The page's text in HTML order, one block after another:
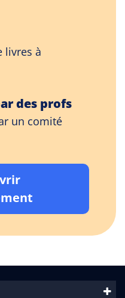
livres à
des profs
un comité